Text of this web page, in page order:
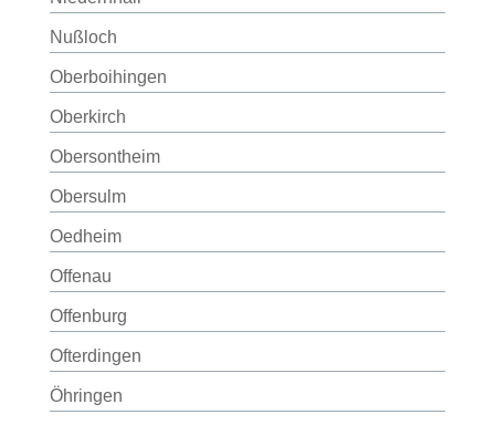
Nußloch
Oberboihingen
Oberkirch
Obersontheim
Obersulm
Oedheim
Offenau
Offenburg
Ofterdingen
Öhringen